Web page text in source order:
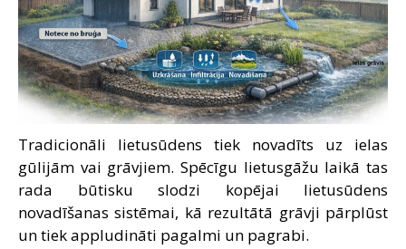
Tradicionāli lietusūdens tiek novadīts uz ielas
gūlijām vai grāvjiem. Spēcīgu lietusgāžu laikā tas
rada būtisku slodzi kopējai lietusūdens
novadīšanas sistēmai, kā rezultātā grāvji pārplūst
un tiek appludināti pagalmi un pagrabi.